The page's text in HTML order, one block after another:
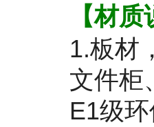
【材
1.板材
文件柜
E1级